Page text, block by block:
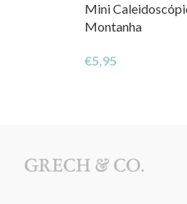
Mini
Montanha
€5,95